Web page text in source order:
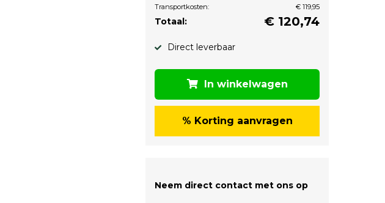
Transportkosten:
€ 119,95
Totaal: € 120,74
Direct leverbaar
In winkelwagen
% Korting aanvragen
Neem direct contact met ons op